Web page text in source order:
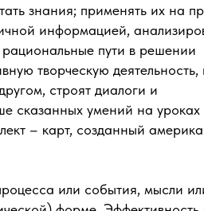
знания; применять их на
информацией,
рациональные пути в решении
творческую деятельность,
строят диалоги и
сказанных умений на уроках
– карт, созданный
или события, мысли